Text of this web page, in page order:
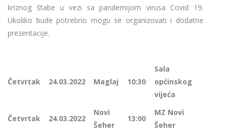
kriznog štabe u vezi sa pandemijom virusa Covid 19.
Ukoliko bude potrebno mogu se organizovati i dodatne
prezentacije.
Četvrtak 24.03.2022 Maglaj 10:30
Sala
općinskog
vijeća
Četvrtak 24.03.2022
Novi
Šeher
13:00
MZ Novi
Šeher